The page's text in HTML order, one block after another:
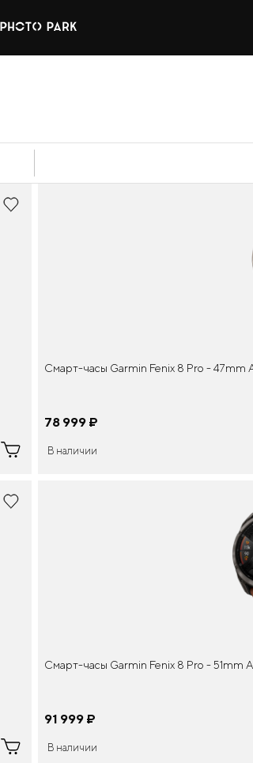
Смарт-часы Garmin Fenix 8 Pro - 47mm
78 999 ¤
В наличии
Смарт-часы Garmin Fenix 8 Pro - 51mm
91 999 ¤
В наличии